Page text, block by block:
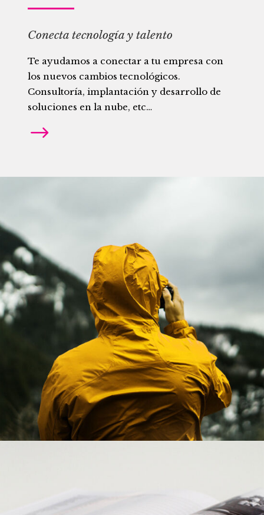
Conecta tecnología y talento
Te ayudamos a conectar a tu empresa con
los nuevos cambios tecnológicos.
Consultoría, implantación y desarrollo de
soluciones en la nube, etc…